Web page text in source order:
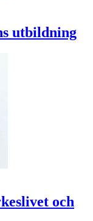
utbildning
och